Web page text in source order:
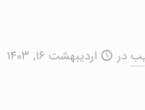
در اردیبهشت ۱۶, ۱۴۰۳